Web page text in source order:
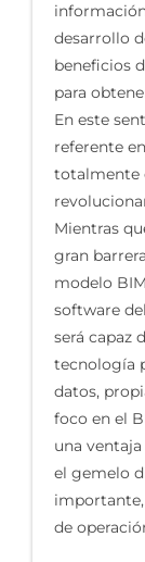
desarrollo
beneficios
para
En este
referente
totalmente
Mientras
gran
modelo
software
será capaz
tecnología
datos,
foco en el
una
el gemelo
de